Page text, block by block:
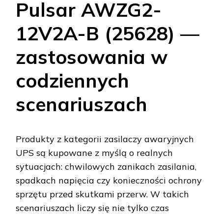
Pulsar AWZG2-
12V2A-B (25628) —
zastosowania w
codziennych
scenariuszach
Produkty z kategorii zasilaczy awaryjnych
UPS są kupowane z myślą o realnych
sytuacjach: chwilowych zanikach zasilania,
spadkach napięcia czy konieczności ochrony
sprzętu przed skutkami przerw. W takich
scenariuszach liczy się nie tylko czas